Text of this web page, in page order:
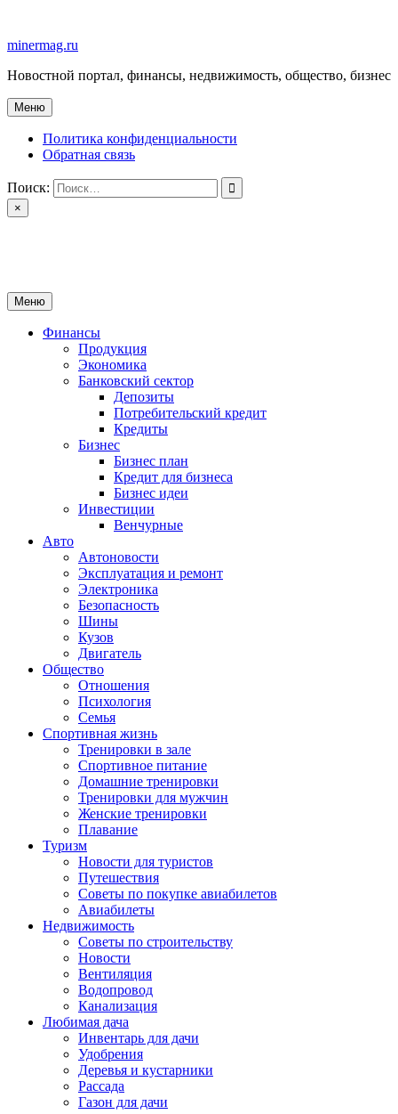
содержимому
minermag.ru
Новостной портал, финансы, недвижимость, общество, бизнес
Меню
Политика конфиденциальности
Обратная связь
Поиск:
×
Меню
Финансы
Продукция
Экономика
Банковский сектор
Депозиты
Потребительский кредит
Кредиты
Бизнес
Бизнес план
Кредит для бизнеса
Бизнес идеи
Инвестиции
Венчурные
Авто
Автоновости
Эксплуатация и ремонт
Электроника
Безопасность
Шины
Кузов
Двигатель
Общество
Отношения
Психология
Семья
Спортивная жизнь
Тренировки в зале
Спортивное питание
Домашние тренировки
Тренировки для мужчин
Женские тренировки
Плавание
Туризм
Новости для туристов
Путешествия
Советы по покупке авиабилетов
Авиабилеты
Недвижимость
Советы по строительству
Новости
Вентиляция
Водопровод
Канализация
Любимая дача
Инвентарь для дачи
Удобрения
Деревья и кустарники
Рассада
Газон для дачи